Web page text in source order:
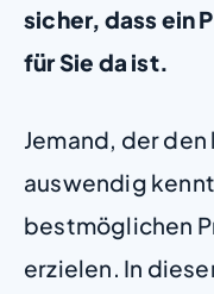
sicher, dass ein
für Sie da ist.
Jemand, der
auswendig
bestmöglichen
erzielen. In